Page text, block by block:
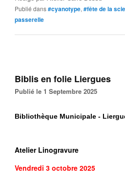
Publié dans#cyanotype, #fête de la
passerelle
Biblis en folie Liergues
Publié le 1 Septembre 2025
Bibliothèque Municipale -
Atelier Linogravure
Vendredi 3 octobre 2025